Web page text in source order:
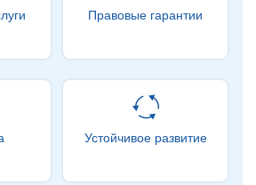
Правовые гарантии
Устойчивое развитие